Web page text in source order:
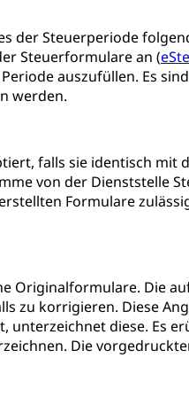
der Steuerperiode
Steuerformulare an (
auszufüllen. Es
werden.
falls sie identisch
von der Dienststelle
Formulare
Originalformulare. Die
zu korrigieren. Diese
unterzeichnet diese. Es
Die
Schulpflicht
Früherziehung
Unterstützung für
Höhere Berufsbildung
PHLU
Stipendien
Master, Doktorat,
Pädagogische Hochschule
Hochschulbildung
Spielgruppe,
Frühe
Preisüberwacher,